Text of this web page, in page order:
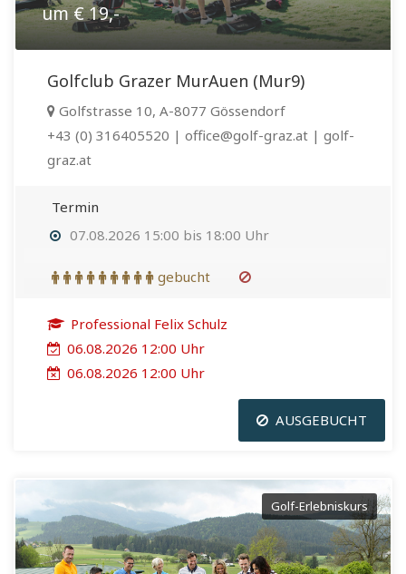
um € 19,-
Golfclub Grazer MurAuen (Mur9)
Golfstrasse 10, A-8077 Gössendorf
+43 (0) 316405520 | office@golf-graz.at | golf-
graz.at
Termin
07.08.2026 15:00 bis 18:00 Uhr
gebucht
Professional Felix Schulz
06.08.2026 12:00 Uhr
06.08.2026 12:00 Uhr
AUSGEBUCHT
Golf-Erlebniskurs